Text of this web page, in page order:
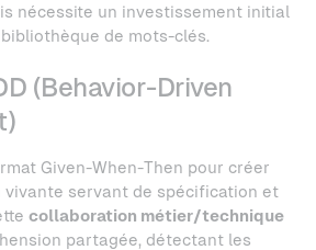
nécessite un investissement initial
de mots-clés.
(Behavior-Driven
Given-When-Then pour créer
vivante servant de spécification et
collaboration métier/technique
partagée, détectant les